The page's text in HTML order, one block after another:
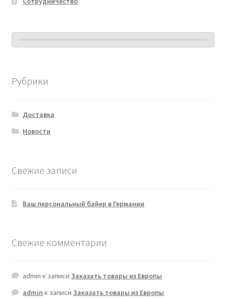
Рубрики
Доставка
Новости
Свежие записи
Ваш персональный байер в Германии
Свежие комментарии
admin к записиЗаказать товары из Европы
admin к записиЗаказать товары из Европы